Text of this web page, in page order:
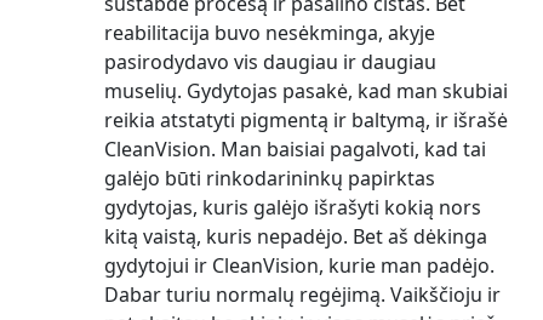
reabilitacija buvo nesėkminga, akyje
pasirodydavo vis daugiau ir daugiau
muselių. Gydytojas pasakė, kad man skubiai
reikia atstatyti pigmentą ir baltymą, ir išrašė
CleanVision. Man baisiai pagalvoti, kad tai
galėjo būti rinkodarininkų papirktas
gydytojas, kuris galėjo išrašyti kokią nors
kitą vaistą, kuris nepadėjo. Bet aš dėkinga
gydytojui ir CleanVision, kurie man padėjo.
Dabar turiu normalų regėjimą. Vaikščioju ir